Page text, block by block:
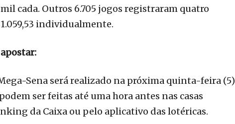
mil cada. Outros 6.705 jogos registraram quatro
individualmente.
Sena será realizado na próxima quinta-feira (5)
ser feitas até uma hora antes nas casas
da Caixa ou pelo aplicativo das lotéricas.